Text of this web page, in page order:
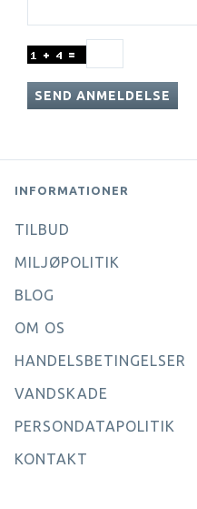
SEND ANMELDELSE
INFORMATIONER
TILBUD
MILJØPOLITIK
BLOG
OM OS
HANDELSBETINGELSER
VANDSKADE
PERSONDATAPOLITIK
KONTAKT